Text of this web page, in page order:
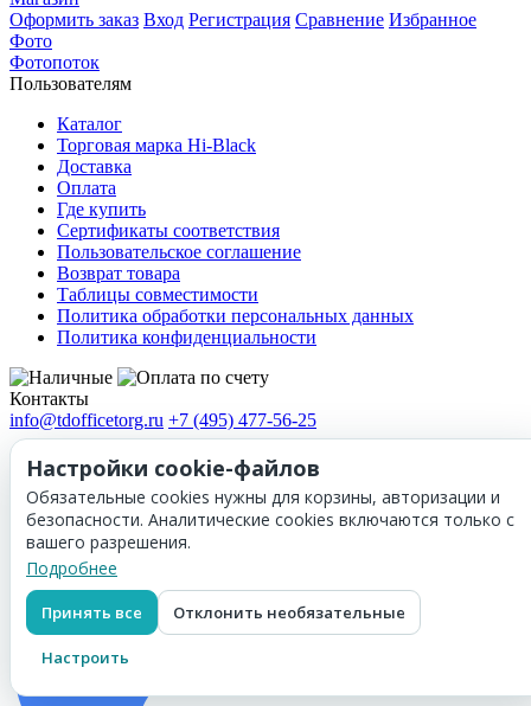
Оформить заказ Вход Регистрация Сравнение Избранное
Фото
Фотопоток
Пользователям
Каталог
Торговая марка Hi-Black
Доставка
Оплата
Где купить
Сертификаты соответствия
Пользовательское соглашение
Возврат товара
Таблицы совместимости
Политика обработки персональных данных
Политика конфиденциальности
Контакты
info@tdofficetorg.ru +7 (495) 477-56-25
При использовании материалов с сайта обязательно указание
прямой ссылки на источник.
Настройки cookie-файлов
Обязательные cookies нужны для корзины, авторизации и
безопасности. Аналитические cookies включаются только с
вашего разрешения.
Подробнее
Принять все Отклонить необязательные
Настроить